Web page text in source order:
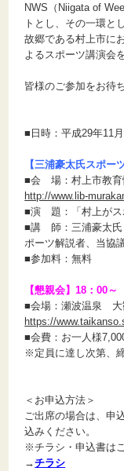
NWS（Niigata of
トとし、その一環と
故郷である村上市に
よるスポーツ講演会
皆様のご参加をお待
■日時：平成29年11月
【三浦豪太氏スポー
■会 場：村上市教育
http://www.lib-
■演 題：「村上がス
■講 師：三浦豪太氏
ポーツ解説者、当協
■参加料：無料
【懇親会】18：00～
■会場：瀬波温泉
https://
■会費：お一人様
※定員に達し次第、
＜お申込方法＞
ご出席の場合は、申
込みください。
※チラシ・申込書は
→チラシ